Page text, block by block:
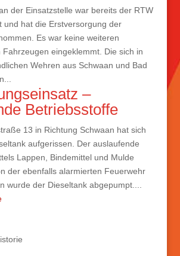
der Einsatzstelle war bereits der RTW
und hat die Erstversorgung der
Es war keine weiteren
Fahrzeugen eingeklemmt. Die sich in
Wehren aus Schwaan und Bad
–
Betriebsstoffe
13 in Richtung Schwaan hat sich
aufgerissen. Der auslaufende
Lappen, Bindemittel und Mulde
der ebenfalls alarmierten Feuerwehr
wurde der Dieseltank abgepumpt....